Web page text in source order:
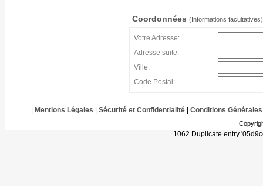
Coordonnées (Informations facultatives)
Votre Adresse:
Adresse suite:
Ville:
Code Postal:
Mentions Légales Sécurité et Confidentialité| Conditions Générales
1062 Duplicate entry